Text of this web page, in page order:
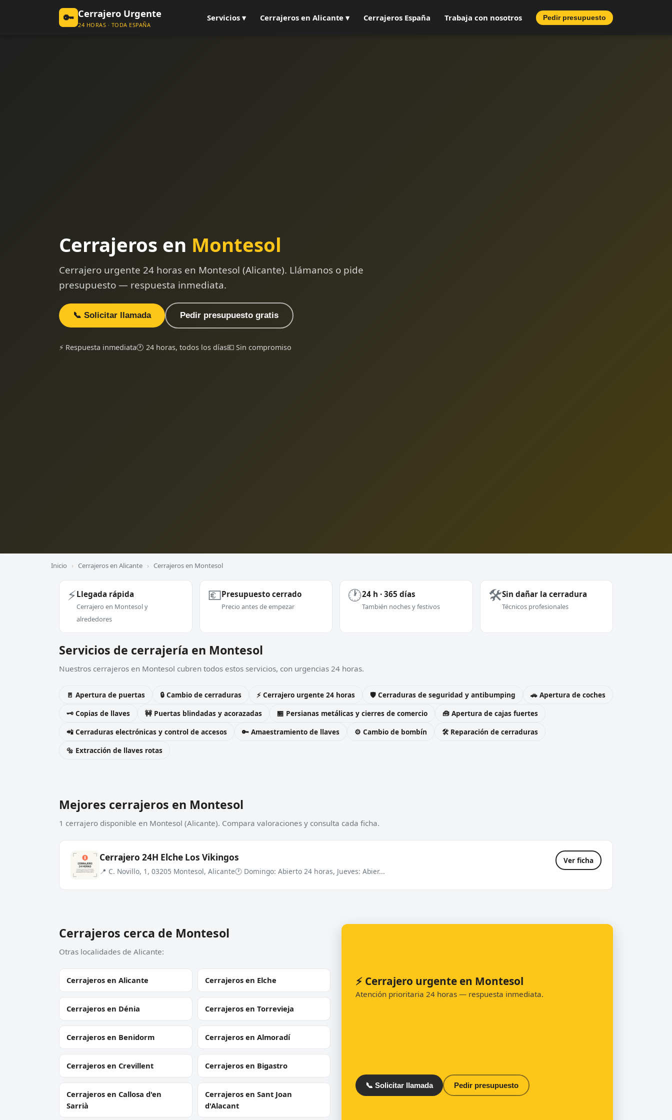
🔑 Cerrajero Urgente
24 HORAS · TODA ESPAÑA
Servicios ▾ Cerrajeros en Alicante ▾ Cerrajeros España Trabaja con nosotros Pedir presupuesto
Cerrajeros en Montesol
Cerrajero urgente 24 horas en Montesol (Alicante). Llámanos o pide
presupuesto — respuesta inmediata.
📞 Solicitar llamada Pedir presupuesto gratis
⚡ Respuesta inmediata🕐 24 horas, todos los días💶 Sin compromiso
Inicio › Cerrajeros en Alicante › Cerrajeros en Montesol
⚡Llegada rápida
Cerrajero en Montesol y
alrededores
💶Presupuesto cerrado
Precio antes de empezar
🕐24 h · 365 días
También noches y festivos
🛠️Sin dañar la cerradura
Técnicos profesionales
Servicios de cerrajería en Montesol
Nuestros cerrajeros en Montesol cubren todos estos servicios, con urgencias 24 horas.
🚪 Apertura de puertas 🔒 Cambio de cerraduras ⚡ Cerrajero urgente 24 horas 🛡️ Cerraduras de seguridad y antibumping
🚗 Apertura de coches
🗝️ Copias de llaves
🚧 Puertas blindadas y acorazadas 🏪 Persianas metálicas y cierres de comercio
🧰 Apertura de cajas fuertes
📲 Cerraduras electrónicas y control de accesos
🔑 Amaestramiento de llaves ⚙️ Cambio de bombín
🛠️ Reparación de cerraduras
🔩 Extracción de llaves rotas
Mejores cerrajeros en Montesol
1 cerrajero disponible en Montesol (Alicante). Compara valoraciones y consulta cada ficha.
Cerrajero 24H Elche Los Vikingos
📍 C. Novillo, 1, 03205 Montesol, Alicante🕐 Domingo: Abierto 24 horas, Jueves: Abier...
Ver ficha
Cerrajeros cerca de Montesol
Otras localidades de Alicante:
Cerrajeros en Alicante Cerrajeros en Elche
Cerrajeros en Dénia Cerrajeros en Torrevieja
Cerrajeros en Benidorm Cerrajeros en Almoradí
Cerrajeros en Crevillent Cerrajeros en Bigastro
Cerrajeros en Callosa d'en
Sarrià
Cerrajeros en Sant Joan
d'Alacant
⚡ Cerrajero urgente en Montesol
Atención prioritaria 24 horas — respuesta inmediata.
📞 Solicitar llamada Pedir presupuesto